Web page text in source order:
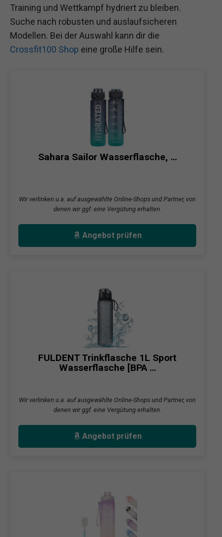
Training und Wettkampf hydriert zu bleiben.
Suche nach robusten und auslaufsicheren
Modellen. Bei der Auswahl kann dir die
Crossfit100 Shop eine große Hilfe sein.
Sahara Sailor Wasserflasche, …
Wir verlinken u.a. auf ausgewählte Online-Shops und Partner, von
denen wir ggf. eine Vergütung erhalten.
Angebot prüfen
FULDENT Trinkflasche 1L Sport
Wasserflasche [BPA …
Wir verlinken u.a. auf ausgewählte Online-Shops und Partner, von
denen wir ggf. eine Vergütung erhalten.
Angebot prüfen